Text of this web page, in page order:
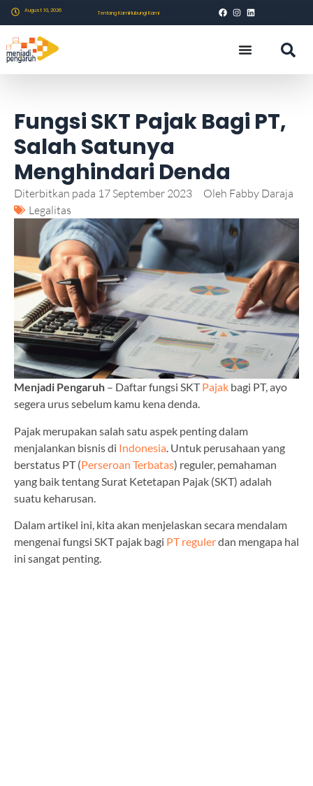
August 10, 2026 Tentang KamiHubungi Kami
Fungsi SKT Pajak Bagi PT,
Salah Satunya
Menghindari Denda
Diterbitkan pada 17 September 2023 Oleh Fabby Daraja
Legalitas
Menjadi Pengaruh – Daftar fungsi SKTPajak bagi PT, ayo
segera urus sebelum kamu kena denda.
Pajak merupakan salah satu aspek penting dalam
menjalankan bisnis di Indonesia. Untuk perusahaan yang
berstatus PT (Perseroan Terbatas) reguler, pemahaman
yang baik tentang Surat Ketetapan Pajak (SKT) adalah
suatu keharusan.
Dalam artikel ini, kita akan menjelaskan secara mendalam
mengenai fungsi SKT pajak bagi PT regulerdan mengapa hal
ini sangat penting.